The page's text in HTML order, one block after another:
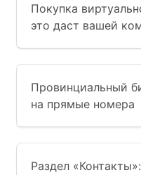
Покупка
это даст вашей
Провинциальный
на прямые номера
Раздел